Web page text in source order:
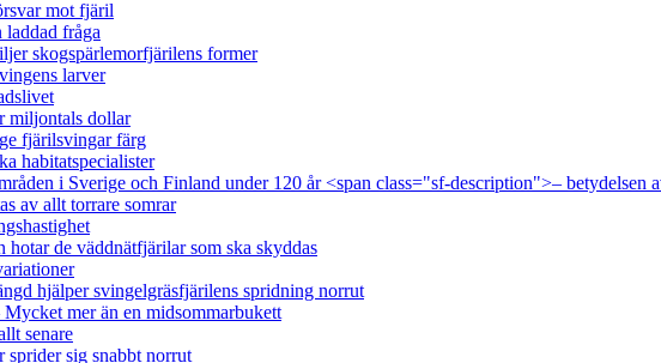
mot fjäril
fråga
skogspärlemorfjärilens former
larver
miljontals dollar
fjärilsvingar färg
habitatspecialister
i Sverige och Finland under 120 år <span class="sf-description">– betydelsen
av allt torrare somrar
hotar de väddnätfjärilar som ska skyddas
hjälper svingelgräsfjärilens spridning norrut
mer än en midsommarbukett
senare
sig snabbt norrut